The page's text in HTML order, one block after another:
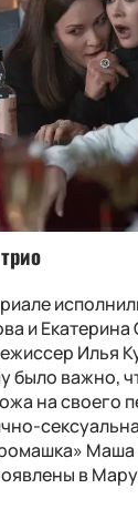
и
Илья
было важно,
на своего
Маша
в